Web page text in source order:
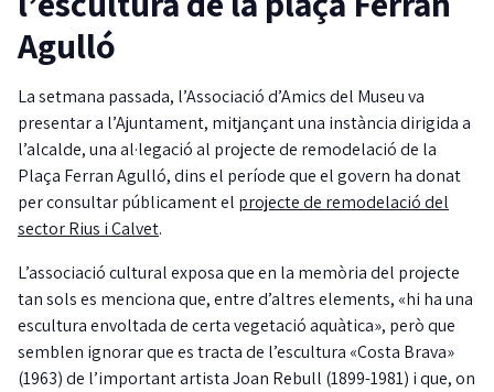
Agulló
La setmana passada, l’Associació d’Amics del Museu va
presentar a l’Ajuntament, mitjançant una instància dirigida a
l’alcalde, una al·legació al projecte de remodelació de la
Plaça Ferran Agulló, dins el període que el govern ha donat
per consultar públicament el projecte de remodelació del
sector Rius i Calvet.
L’associació cultural exposa que en la memòria del projecte
tan sols es menciona que, entre d’altres elements, «hi ha una
escultura envoltada de certa vegetació aquàtica», però que
semblen ignorar que es tracta de l’escultura «Costa Brava»
(1963) de l’important artista Joan Rebull (1899-1981) i que, on